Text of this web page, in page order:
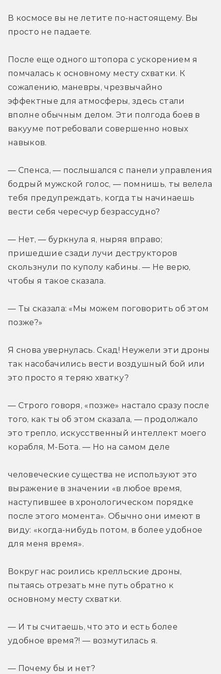
В космосе вы не летите по-настоящему. Вы
просто не падаете.
После еще одного штопора с ускорением я
помчалась к основному месту схватки. К
сожалению, маневры, чрезвычайно
эффектные для атмосферы, здесь стали
вполне обычным делом. Эти полгода боев в
вакууме потребовали совершенно новых
навыков.
— Спенса, — послышался с панели управления
бодрый мужской голос, — помнишь, ты велела
тебя предупреждать, когда ты начинаешь
вести себя чересчур безрассудно?
— Нет, — буркнула я, ныряя вправо;
пришедшие сзади лучи деструкторов
скользнули по куполу кабины. — Не верю,
чтобы я такое сказала.
— Ты сказала: «Мы можем поговорить об этом
позже?»
Я снова увернулась. Скад! Неужели эти дроны
так насобачились вести воздушный бой или
это просто я теряю хватку?
— Строго говоря, «позже» настало сразу после
того, как ты об этом сказала, — продолжало
это трепло, искусственный интеллект моего
корабля, М-Бота. — Но на самом деле
человеческие существа не используют это
выражение в значении «в любое время,
наступившее в хронологическом порядке
после этого момента». Обычно они имеют в
виду: «когда-нибудь потом, в более удобное
для меня время».
Вокруг нас роились крелльские дроны,
пытаясь отрезать мне путь обратно к
основному месту схватки.
— И ты считаешь, что это и есть более
удобное время?! — возмутилась я.
— Почему бы и нет?